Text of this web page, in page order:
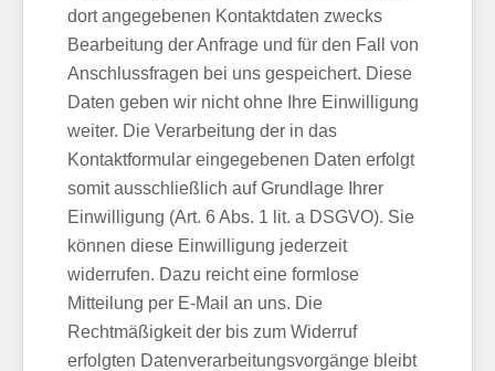
dort angegebenen Kontaktdaten zwecks
Bearbeitung der Anfrage und für den Fall von
Anschlussfragen bei uns gespeichert. Diese
Daten geben wir nicht ohne Ihre Einwilligung
weiter. Die Verarbeitung der in das
Kontaktformular eingegebenen Daten erfolgt
somit ausschließlich auf Grundlage Ihrer
Einwilligung (Art. 6 Abs. 1 lit. a DSGVO). Sie
können diese Einwilligung jederzeit
widerrufen. Dazu reicht eine formlose
Mitteilung per E-Mail an uns. Die
Rechtmäßigkeit der bis zum Widerruf
erfolgten Datenverarbeitungsvorgänge bleibt